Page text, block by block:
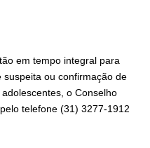
em tempo integral para
ou confirmação de
o Conselho
telefone (31) 3277-1912